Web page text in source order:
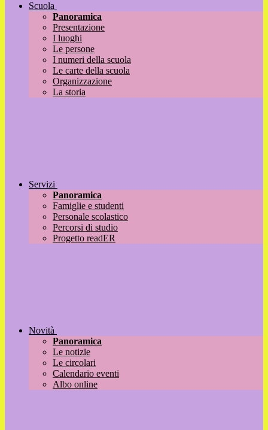
Scuola
Panoramica
Presentazione
I luoghi
Le persone
I numeri della scuola
Le carte della scuola
Organizzazione
La storia
Servizi
Panoramica
Famiglie e studenti
Personale scolastico
Percorsi di studio
Progetto readER
Novità
Panoramica
Le notizie
Le circolari
Calendario eventi
Albo online